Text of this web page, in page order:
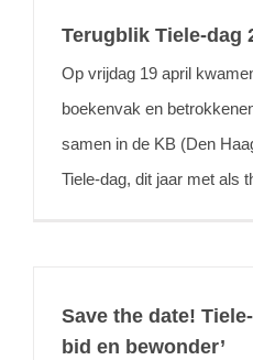
Terugblik Tiele-dag
Op vrijdag 19 april
boekenvak en
samen in de KB (Den
Tiele-dag, dit jaar met als
Save the date!
bid en bewonder’